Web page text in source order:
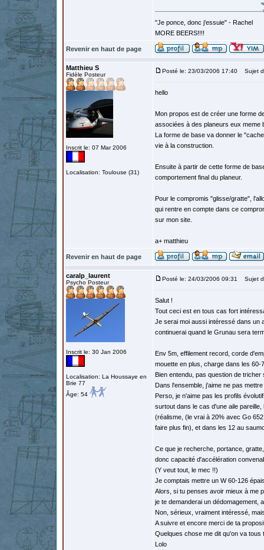
"Je ponce, donc j'essuie" - Rachel
MORE BEERS!!!!
Revenir en haut de page
Matthieu S
Fidèle Posteur
Inscrit le: 07 Mar 2006
Localisation: Toulouse (31)
Posté le: 23/03/2006 17:40 Sujet
hello
Mon propos est de créer une forme
associées à des planeurs eux meme
La forme de base va donner le
vie à la construction.
Ensuite à partir de cette forme de
comportement final du planeur.
Pour le compromis "glisse/gratte",
qui rentre en compte dans ce
sur mon site.
a+ matthieu
Revenir en haut de page
caralp_laurent
Psycho Posteur
Inscrit le: 30 Jan 2006
Localisation: La Houssaye en
Brie 77
Âge: 54
Posté le: 24/03/2006 09:31 Sujet
Salut !
Tout ceci est en tous cas fort
Je serai moi aussi intéressé dans un
continuerai quand le Grunau sera
Env 5m, effilement record, corde
mouette en plus, charge dans les 60-
Bien entendu, pas question de
Dans l'ensemble, j'aime ne pas
Perso, je n'aime pas les profils
surtout dans le cas d'une aile
(réalisme, (le vrai à 20% avec Go
faire plus fin), et dans les 12 au
Ce que je recherche, portance,
donc capacité d'accélération
(Y veut tout, le mec !!)
Je comptais mettre un W 60-126
Alors, si tu penses avoir mieux à me
je te demanderai un dédomagement,
Non, sérieux, vraiment intéressé,
A suivre et encore merci de ta
Quelques chose me dit qu'on va tous
Lolo